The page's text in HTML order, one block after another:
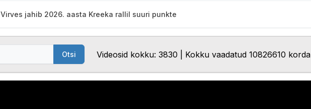
Virves jahib 2026. aasta Kreeka rallil suuri punkte
Otsi Videosid kokku: 3830 | Kokku vaadatud 10826610 korda